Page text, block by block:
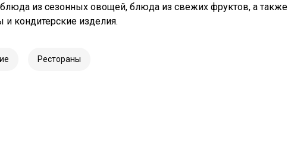
из сезонных овощей, блюда из свежих фруктов, а также
и кондитерские изделия.
Рестораны